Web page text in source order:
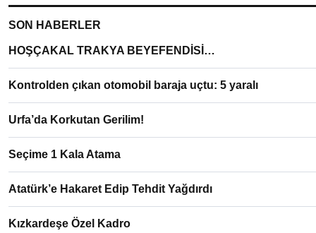
SON HABERLER
HOŞÇAKAL TRAKYA BEYEFENDİSİ…
Kontrolden çıkan otomobil baraja uçtu: 5 yaralı
Urfa’da Korkutan Gerilim!
Seçime 1 Kala Atama
Atatürk’e Hakaret Edip Tehdit Yağdırdı
Kızkardeşe Özel Kadro